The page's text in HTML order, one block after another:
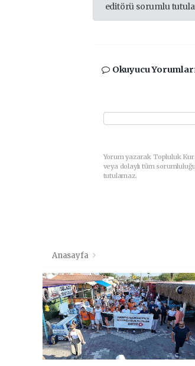
editörü sorumlu
Okuyucu
Yorum yazarak Topluluk
veya dolaylı tüm
tutulamaz.
Anasayfa